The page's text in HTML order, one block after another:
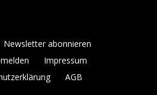
Newsletter abonnieren
Impressum
AGB